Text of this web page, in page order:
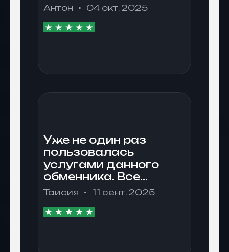
нет.
Антон 04 окт. 2025
Уже не один раз
пользовалась
услугами данного
обменника. Все
понравилось.
Таисия 11 сент. 2025